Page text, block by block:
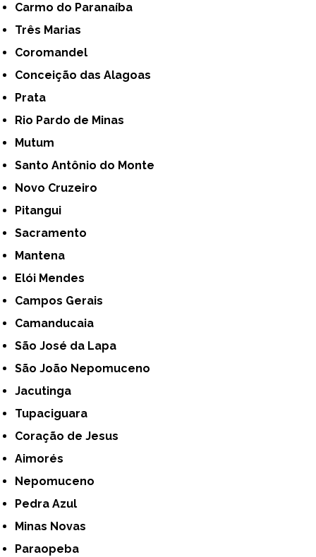
Carmo do Paranaíba
Três Marias
Coromandel
Conceição das Alagoas
Prata
Rio Pardo de Minas
Mutum
Santo Antônio do Monte
Novo Cruzeiro
Pitangui
Sacramento
Mantena
Elói Mendes
Campos Gerais
Camanducaia
São José da Lapa
São João Nepomuceno
Jacutinga
Tupaciguara
Coração de Jesus
Aimorés
Nepomuceno
Pedra Azul
Minas Novas
Paraopeba